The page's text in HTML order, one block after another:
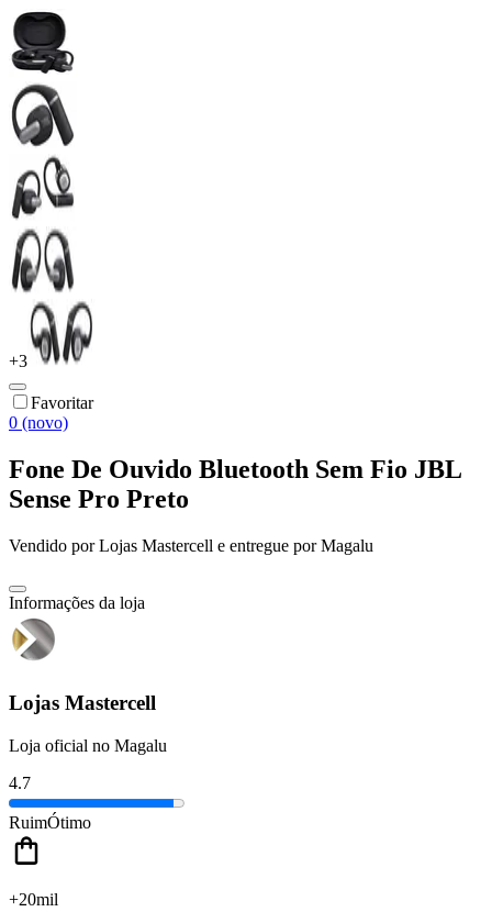
+3
Favoritar
0 (novo)
Fone De Ouvido Bluetooth Sem Fio JBL
Sense Pro Preto
Vendido porLojas Mastercell e entregue por Magalu
Informações da loja
Lojas Mastercell
Loja oficial no Magalu
4.7
RuimÓtimo
+20mil